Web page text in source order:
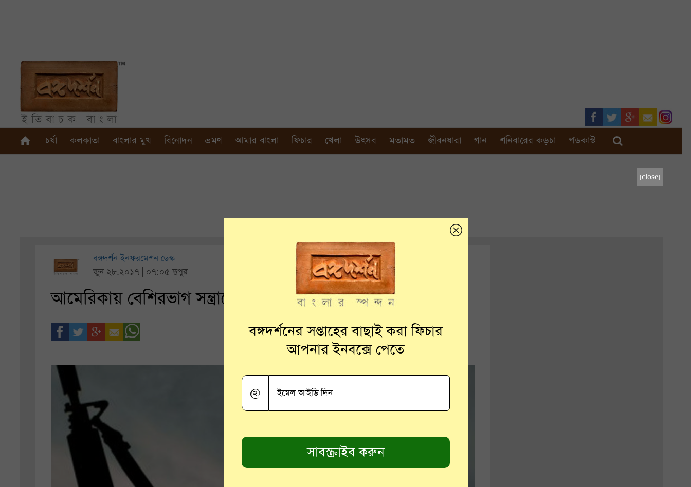
চর্যা কলকাতা বাংলার মুখ বিনোদন ভ্রমণ আমার বাংলা ফিচার খেলা উৎসব মতামত জীবনধারা গান শনিবারের কড়চা পডকাস্ট
[close]
বঙ্গদর্শন ইনফরমেশন ডেস্ক
জুন ২৮.২০১৭ | ০৭:০৫ দুপুর
আমেরিকায় বেশিরভাগ সন্ত্রাসের নেপথ্যে দক্ষিণপন্থীরাই
বঙ্গদর্শনের সপ্তাহের বাছাই করা ফিচার
আপনার ইনবক্সে পেতে
@